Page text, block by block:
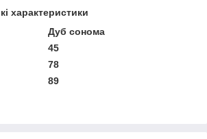
характеристики
Дуб сонома
45
78
89